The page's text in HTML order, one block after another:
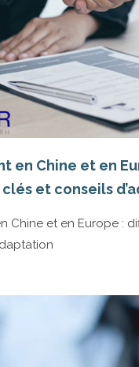
en Chine et en
et conseils
Chine et en Europe :